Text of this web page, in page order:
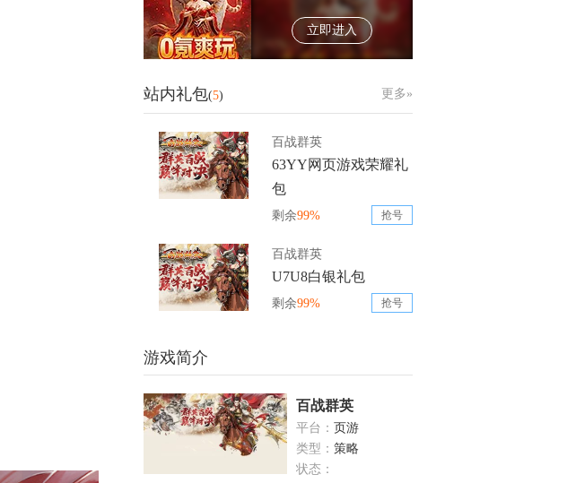
立即进入
站内礼包(5) 更多»
百战群英
63YY网页游戏荣耀礼
包
剩余99% 抢号
百战群英
U7U8白银礼包
剩余99% 抢号
游戏简介
百战群英
平台： 页游
类型： 策略
状态：